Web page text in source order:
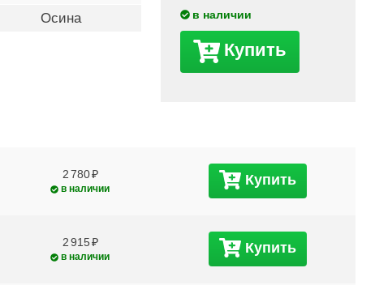
в наличии
Купить
Осина
2 780
в наличии
Купить
2 915
в наличии
Купить